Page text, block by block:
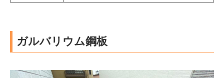
ガルバリウム鋼板